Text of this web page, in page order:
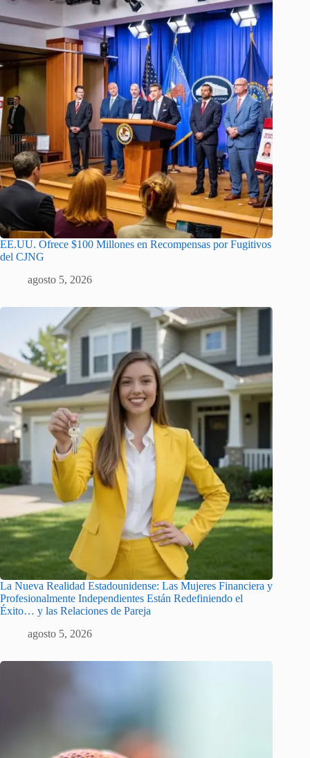
EE.UU. Ofrece $100 Millones en Recompensas por Fugitivos
del CJNG
agosto 5, 2026
La Nueva Realidad Estadounidense: Las Mujeres Financiera y
Profesionalmente Independientes Están Redefiniendo el
Éxito… y las Relaciones de Pareja
agosto 5, 2026